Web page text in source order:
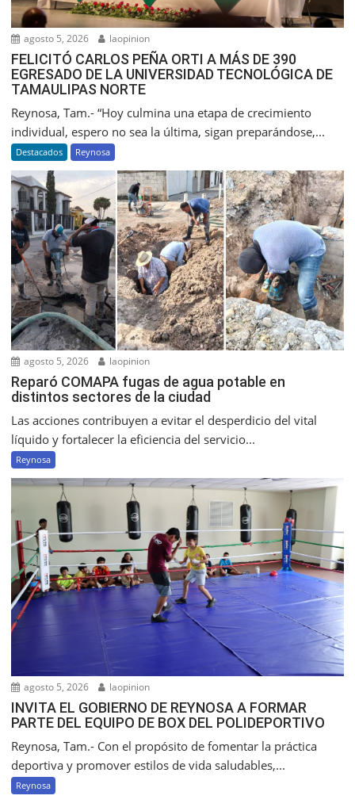
agosto 5, 2026 laopinion
FELICITÓ CARLOS PEÑA ORTI A MÁS DE 390
EGRESADO DE LA UNIVERSIDAD TECNOLÓGICA DE
TAMAULIPAS NORTE
Reynosa, Tam.- “Hoy culmina una etapa de crecimiento
individual, espero no sea la última, sigan preparándose,...
Destacados Reynosa
agosto 5, 2026 laopinion
Reparó COMAPA fugas de agua potable en
distintos sectores de la ciudad
Las acciones contribuyen a evitar el desperdicio del vital
líquido y fortalecer la eficiencia del servicio...
Reynosa
agosto 5, 2026 laopinion
INVITA EL GOBIERNO DE REYNOSA A FORMAR
PARTE DEL EQUIPO DE BOX DEL POLIDEPORTIVO
Reynosa, Tam.- Con el propósito de fomentar la práctica
deportiva y promover estilos de vida saludables,...
Reynosa